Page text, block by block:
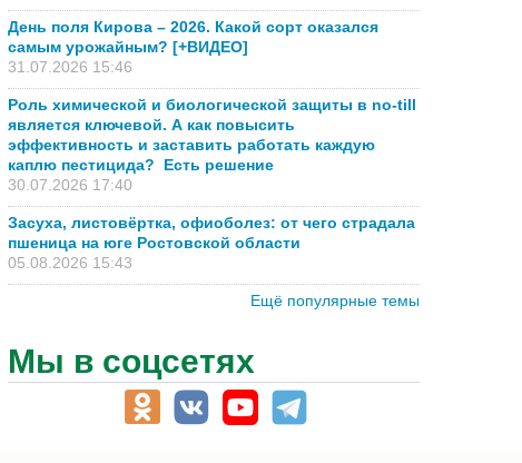
День поля Кирова – 2026. Какой сорт оказался
самым урожайным? [+ВИДЕО]
31.07.2026 15:46
Роль химической и биологической защиты в no-till
является ключевой. А как повысить
эффективность и заставить работать каждую
каплю пестицида? Есть решение
30.07.2026 17:40
Засуха, листовёртка, офиоболез: от чего страдала
пшеница на юге Ростовской области
05.08.2026 15:43
Ещё популярные темы
Мы в соцсетях